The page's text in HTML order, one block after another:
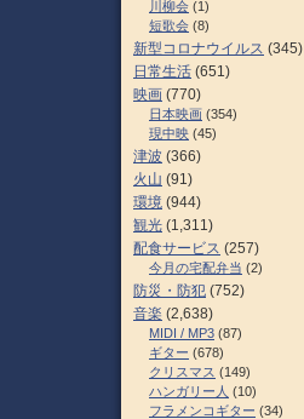
川柳会 (1)
短歌会 (8)
新型コロナウイルス (345)
日常生活 (651)
映画 (770)
日本映画 (354)
現中映 (45)
津波 (366)
火山 (91)
環境 (944)
観光 (1,311)
配食サービス (257)
今月の宅配弁当 (2)
防災・防犯 (752)
音楽 (2,638)
MIDI / MP3 (87)
ギター (678)
クリスマス (149)
ハンガリー人 (10)
フラメンコギター (34)